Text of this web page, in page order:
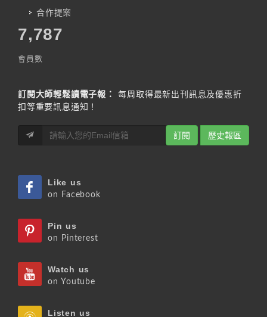
合作提案
7,787
會員數
訂閱大師輕鬆讀電子報：
每周取得最新出刊訊息及優惠折
扣等重要訊息通知！
訂閱 歷史報區
Like us
on Facebook
Pin us
on Pinterest
Watch us
on Youtube
Listen us